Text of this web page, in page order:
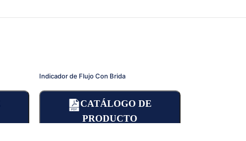
Indicador de Flujo Con Brida
CATÁLOGO DE
PRODUCTO